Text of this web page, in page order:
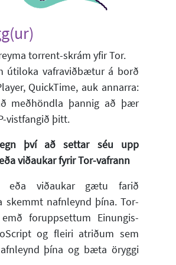
torrent-skrám yfir Tor.
útiloka vafraviðbætur á borð
QuickTime, auk annarra:
meðhöndla þannig að þær
vistfangið þitt.
því að settar séu upp
viðaukar fyrir Tor-vafrann
eða viðaukar gætu farið
skemmt nafnleynd þína. Tor-
foruppsettum Einungis-
og fleiri atriðum sem
þína og bæta öryggi